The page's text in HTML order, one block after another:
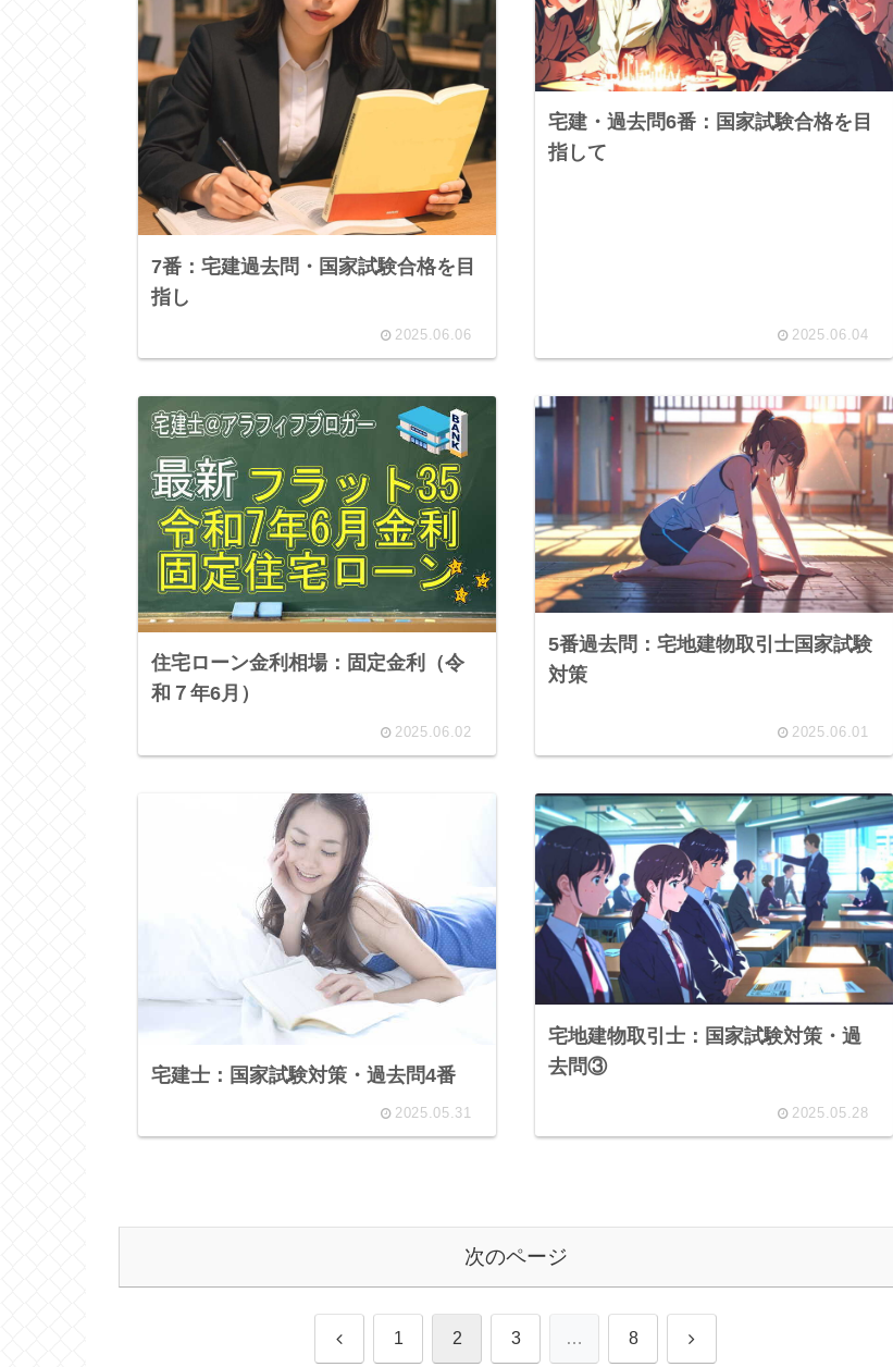
7番：宅建過去問・国家試験合格を目
指し
2025.06.06
宅建・過去問6番：国家試験合格を目
指して
2025.06.04
住宅ローン金利相場：固定金利（令
和７年6月）
2025.06.02
5番過去問：宅地建物取引士国家試験
対策
2025.06.01
宅建士：国家試験対策・過去問4番
2025.05.31
宅地建物取引士：国家試験対策・過
去問③
2025.05.28
次のページ
前 1 2 3 … 8 次